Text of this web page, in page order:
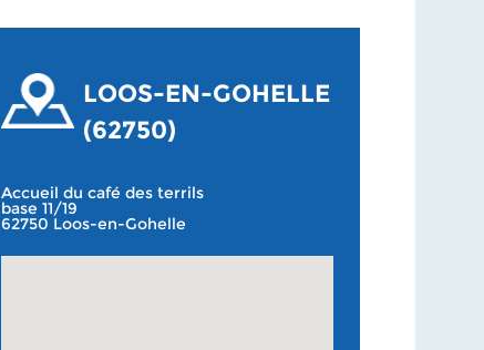
LOOS-EN-GOHELLE
(62750)
Accueil du café des terrils
base 11/19
62750 Loos-en-Gohelle